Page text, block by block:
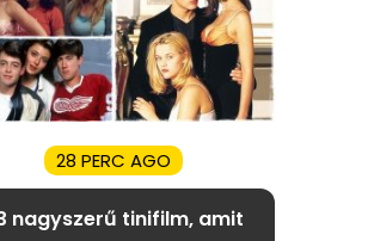
28 PERC AGO
nagyszerű tinifilm, amit